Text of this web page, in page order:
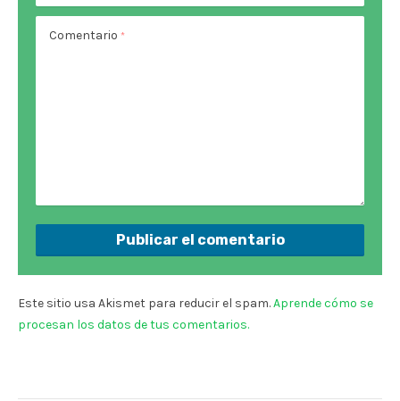
Comentario *
Este sitio usa Akismet para reducir el spam.Aprende cómo se
procesan los datos de tus comentarios.